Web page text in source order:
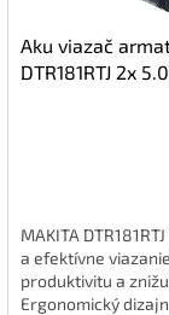
Aku viazač
DTR181RTJ 2x
MAKITA
a efektívne
produktivitu a
Ergonomický